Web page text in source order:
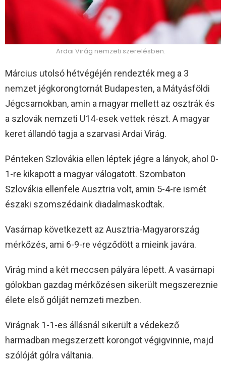
Ardai Virág nemzeti szerelésben.
Március utolsó hétvégéjén rendezték meg a 3
nemzet jégkorongtornát Budapesten, a Mátyásföldi
Jégcsarnokban, amin a magyar mellett az osztrák és
a szlovák nemzeti U14-esek vettek részt. A magyar
keret állandó tagja a szarvasi Ardai Virág.
Pénteken Szlovákia ellen léptek jégre a lányok, ahol 0-
1-re kikapott a magyar válogatott. Szombaton
Szlovákia ellenfele Ausztria volt, amin 5-4-re ismét
északi szomszédaink diadalmaskodtak.
Vasárnap következett az Ausztria-Magyarország
mérkőzés, ami 6-9-re végződött a mieink javára.
Virág mind a két meccsen pályára lépett. A vasárnapi
gólokban gazdag mérkőzésen sikerült megszereznie
élete első gólját nemzeti mezben.
Virágnak 1-1-es állásnál sikerült a védekező
harmadban megszerzett korongot végigvinnie, majd
szólóját gólra váltania.